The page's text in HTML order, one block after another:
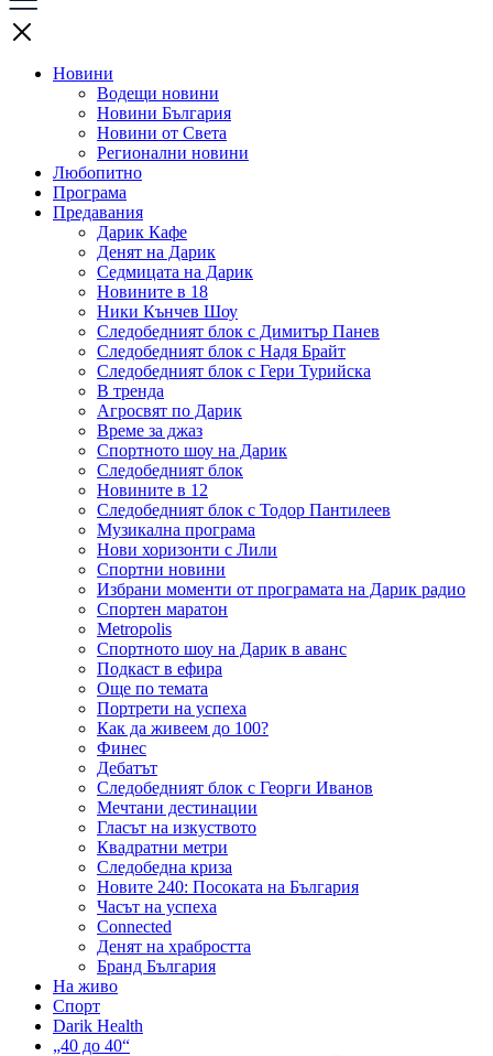
Новини
Водещи новини
Новини България
Новини от Света
Регионални новини
Любопитно
Програма
Предавания
Дарик Кафе
Денят на Дарик
Седмицата на Дарик
Новините в 18
Ники Кънчев Шоу
Следобедният блок с Димитър Панев
Следобедният блок с Надя Брайт
Следобедният блок с Гери Турийска
В тренда
Агросвят по Дарик
Време за джаз
Спортното шоу на Дарик
Следобедният блок
Новините в 12
Следобедният блок с Тодор Пантилеев
Музикална програма
Нови хоризонти с Лили
Спортни новини
Избрани моменти от програмата на Дарик радио
Спортен маратон
Metropolis
Спортното шоу на Дарик в аванс
Подкаст в ефира
Още по темата
Портрети на успеха
Как да живеем до 100?
Финес
Дебатът
Следобедният блок с Георги Иванов
Мечтани дестинации
Гласът на изкуството
Квадратни метри
Следобедна криза
Новите 240: Посоката на България
Часът на успеха
Connected
Денят на храбростта
Бранд България
На живо
Спорт
Darik Health
„40 до 40“